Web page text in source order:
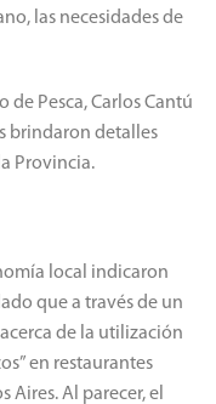
las necesidades de
Pesca, Carlos Cantú
brindaron detalles
Provincia.
local indicaron
que a través de un
de la utilización
en restaurantes
Aires. Al parecer, el